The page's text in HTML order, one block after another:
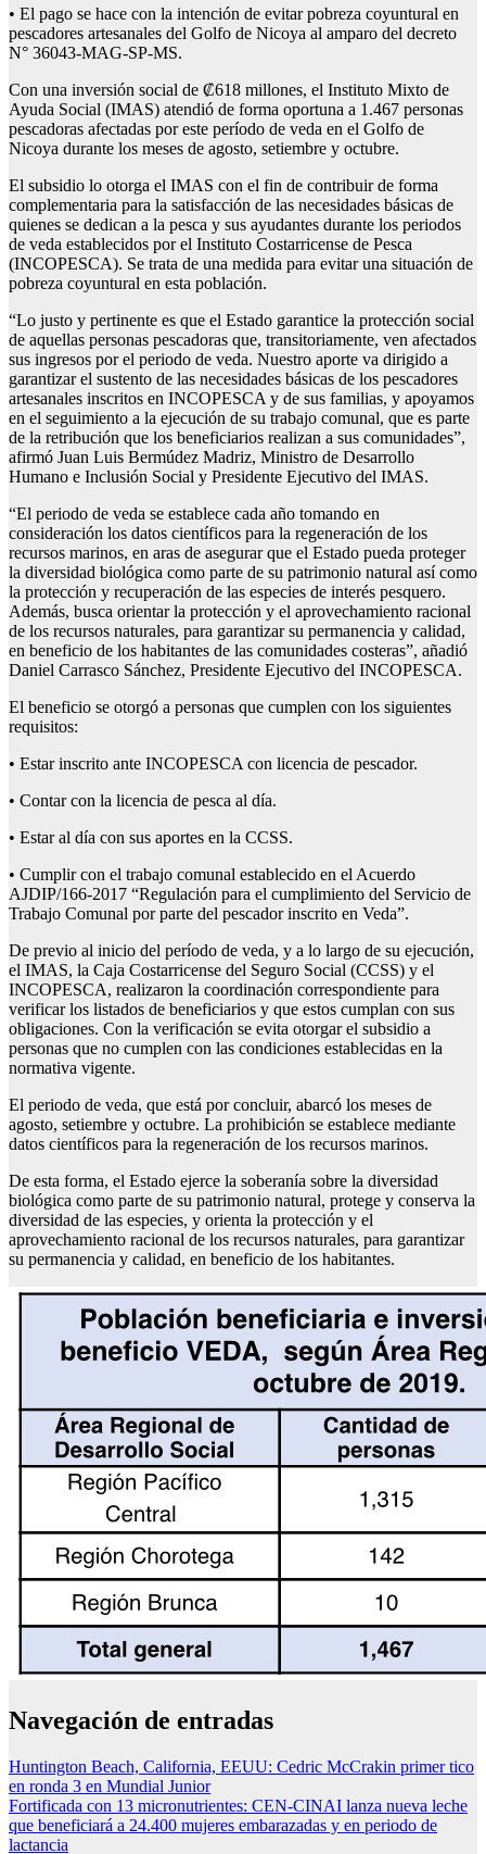
• El pago se hace con la intención de evitar pobreza coyuntural en
pescadores artesanales del Golfo de Nicoya al amparo del decreto
N° 36043-MAG-SP-MS.
Con una inversión social de ₡618 millones, el Instituto Mixto de
Ayuda Social (IMAS) atendió de forma oportuna a 1.467 personas
pescadoras afectadas por este período de veda en el Golfo de
Nicoya durante los meses de agosto, setiembre y octubre.
El subsidio lo otorga el IMAS con el fin de contribuir de forma
complementaria para la satisfacción de las necesidades básicas de
quienes se dedican a la pesca y sus ayudantes durante los periodos
de veda establecidos por el Instituto Costarricense de Pesca
(INCOPESCA). Se trata de una medida para evitar una situación de
pobreza coyuntural en esta población.
“Lo justo y pertinente es que el Estado garantice la protección social
de aquellas personas pescadoras que, transitoriamente, ven afectados
sus ingresos por el periodo de veda. Nuestro aporte va dirigido a
garantizar el sustento de las necesidades básicas de los pescadores
artesanales inscritos en INCOPESCA y de sus familias, y apoyamos
en el seguimiento a la ejecución de su trabajo comunal, que es parte
de la retribución que los beneficiarios realizan a sus comunidades”,
afirmó Juan Luis Bermúdez Madriz, Ministro de Desarrollo
Humano e Inclusión Social y Presidente Ejecutivo del IMAS.
“El periodo de veda se establece cada año tomando en
consideración los datos científicos para la regeneración de los
recursos marinos, en aras de asegurar que el Estado pueda proteger
la diversidad biológica como parte de su patrimonio natural así como
la protección y recuperación de las especies de interés pesquero.
Además, busca orientar la protección y el aprovechamiento racional
de los recursos naturales, para garantizar su permanencia y calidad,
en beneficio de los habitantes de las comunidades costeras”, añadió
Daniel Carrasco Sánchez, Presidente Ejecutivo del INCOPESCA.
El beneficio se otorgó a personas que cumplen con los siguientes
requisitos:
• Estar inscrito ante INCOPESCA con licencia de pescador.
• Contar con la licencia de pesca al día.
• Estar al día con sus aportes en la CCSS.
• Cumplir con el trabajo comunal establecido en el Acuerdo
AJDIP/166-2017 “Regulación para el cumplimiento del Servicio de
Trabajo Comunal por parte del pescador inscrito en Veda”.
De previo al inicio del período de veda, y a lo largo de su ejecución,
el IMAS, la Caja Costarricense del Seguro Social (CCSS) y el
INCOPESCA, realizaron la coordinación correspondiente para
verificar los listados de beneficiarios y que estos cumplan con sus
obligaciones. Con la verificación se evita otorgar el subsidio a
personas que no cumplen con las condiciones establecidas en la
normativa vigente.
El periodo de veda, que está por concluir, abarcó los meses de
agosto, setiembre y octubre. La prohibición se establece mediante
datos científicos para la regeneración de los recursos marinos.
De esta forma, el Estado ejerce la soberanía sobre la diversidad
biológica como parte de su patrimonio natural, protege y conserva la
diversidad de las especies, y orienta la protección y el
aprovechamiento racional de los recursos naturales, para garantizar
su permanencia y calidad, en beneficio de los habitantes.
Navegación de entradas
Huntington Beach, California, EEUU: Cedric McCrakin primer tico
en ronda 3 en Mundial Junior
Fortificada con 13 micronutrientes: CEN-CINAI lanza nueva leche
que beneficiará a 24.400 mujeres embarazadas y en periodo de
lactancia